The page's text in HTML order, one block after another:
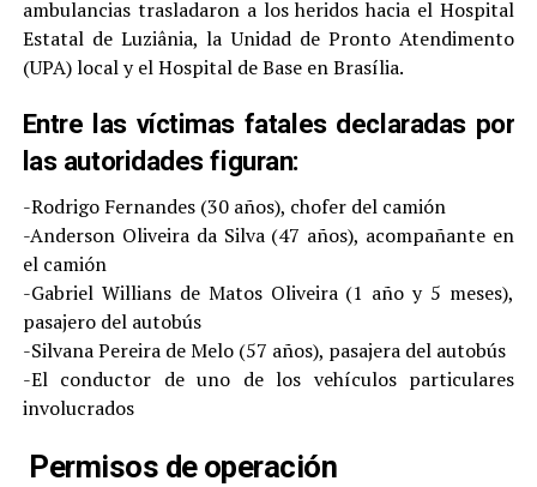
ambulancias trasladaron a los heridos hacia el Hospital
Estatal de Luziânia, la Unidad de Pronto Atendimento
(UPA) local y el Hospital de Base en Brasília.
Entre las víctimas fatales declaradas por
las autoridades figuran:
-Rodrigo Fernandes (30 años), chofer del camión
-Anderson Oliveira da Silva (47 años), acompañante en
el camión
-Gabriel Willians de Matos Oliveira (1 año y 5 meses),
pasajero del autobús
-Silvana Pereira de Melo (57 años), pasajera del autobús
-El conductor de uno de los vehículos particulares
involucrados
Permisos de operación